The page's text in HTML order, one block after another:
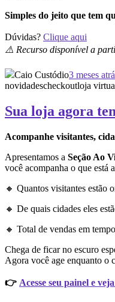
Simples do jeito que tem
Dúvidas? Clique aqui
⚠️ Recurso disponível a
Caio Custódio3 meses
novidadescheckoutloja
Sua loja agora
Acompanhe visitantes,
Apresentamos a Seção Ao
você acompanha o que está
🔸 Quantos visitantes estão
🔸 De quais cidades eles
🔸 Total de vendas em
Chega de ficar no escuro
Agora você age enquanto o
👉 Acesse seu painel e